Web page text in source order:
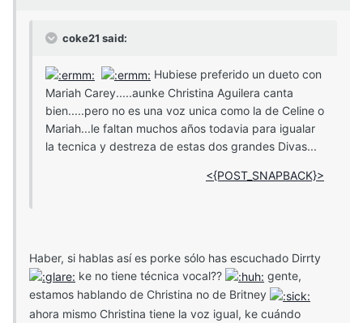
coke21 said:
Hubiese preferido un dueto con
Mariah Carey.....aunke Christina Aguilera canta
bien.....pero no es una voz unica como la de Celine o
Mariah...le faltan muchos años todavia para igualar
la tecnica y destreza de estas dos grandes Divas...
<{POST_SNAPBACK}>
Haber, si hablas así es porke sólo has escuchado Dirrty
ke no tiene técnica vocal??
gente,
estamos hablando de Christina no de Britney
ahora mismo Christina tiene la voz igual, ke cuándo